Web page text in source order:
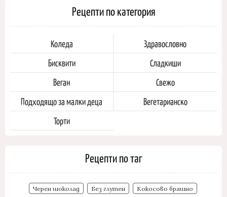
Рецепти по категория
Коледа
Здравословно
Бисквити
Сладкиши
Веган
Свежо
Подходящо за малки деца
Вегетарианско
Торти
Рецепти по таг
Черен шоколад Без глутен Кокосово брашно